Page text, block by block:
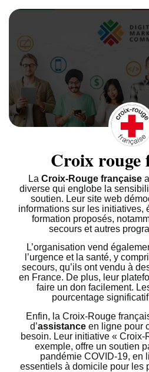
Croix rouge
La Croix-Rouge française
diverse qui englobe la
soutien. Leur site web
informations sur les initiatives,
formation proposés,
secours et autres
L’organisation vend
l’urgence et la santé, y
secours, qu’ils ont vendu à
en France. De plus, leur
faire un don facilement.
pourcentage
Enfin, la Croix-Rouge
d’assistance en ligne pour
besoin. Leur initiative « Croix-
exemple, offre un soutien
pandémie COVID-19, en
essentiels à domicile pour les